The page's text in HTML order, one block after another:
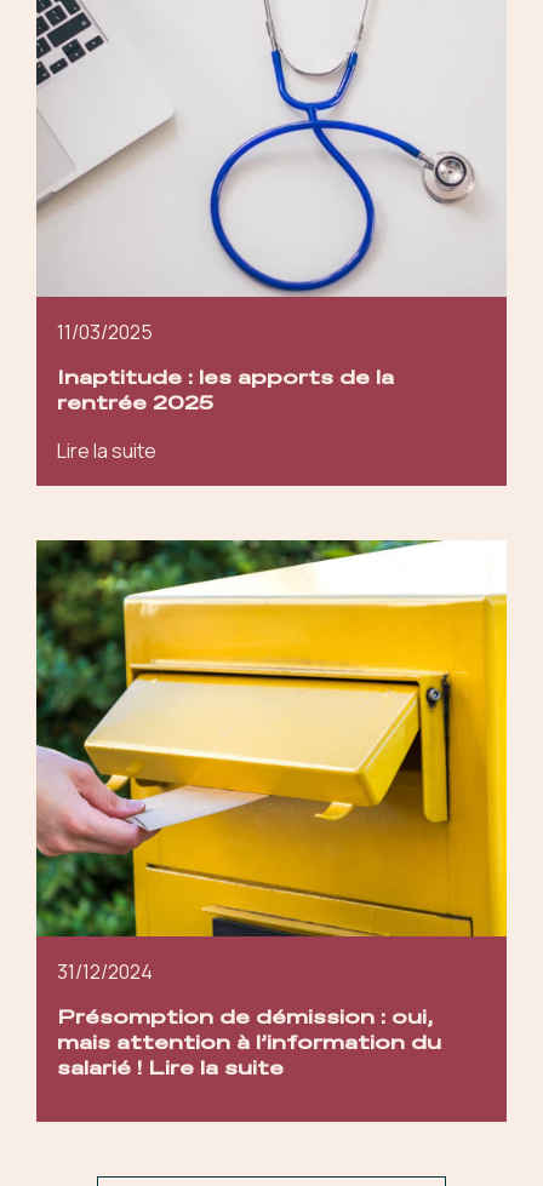
11/03/2025
Inaptitude : les apports de la
rentrée 2025
Lire la suite
31/12/2024
Présomption de démission : oui,
mais attention à l’information du
salarié ! Lire la suite